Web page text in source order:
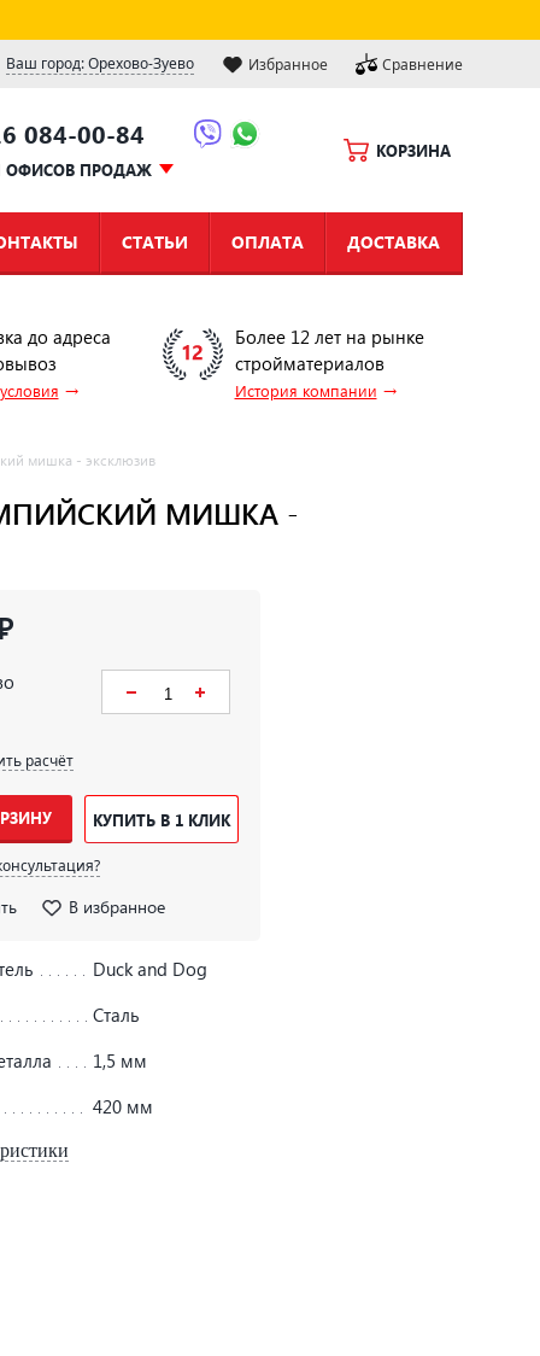
Ваш город: Орехово-Зуево Избранное Сравнение
084-00-84
ОФИСОВ ПРОДАЖ
КОРЗИНА
СТАТЬИ ОПЛАТА ДОСТАВКА
до адреса
→
Более 12 лет на рынке
стройматериалов
История компании →
мишка - эксклюзив
МИШКА -
расчёт
КУПИТЬ В 1 КЛИК
В избранное
Duck and Dog
Сталь
1,5 мм
420 мм